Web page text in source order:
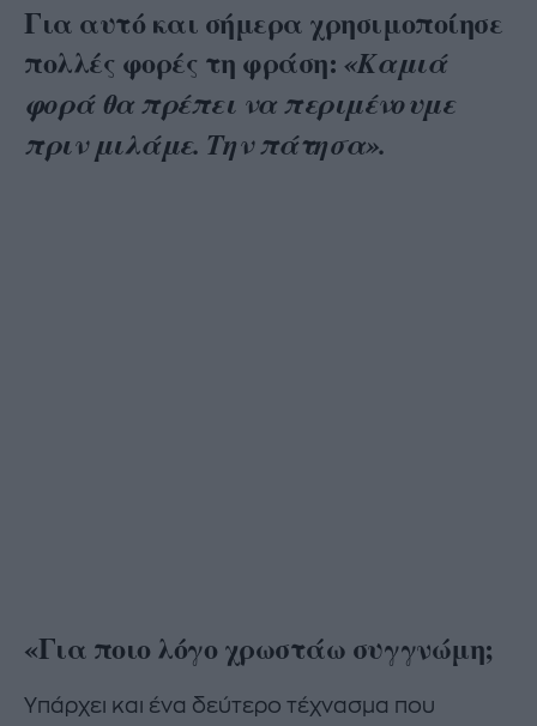
Για αυτό και σήμερα χρησιμοποίησε
πολλές φορές τη φράση: «Καμιά
φορά θα πρέπει να περιμένουμε
πριν μιλάμε. Την πάτησα».
«Για ποιο λόγο χρωστάω συγγνώμη;
Υπάρχει και ένα δεύτερο τέχνασμα που